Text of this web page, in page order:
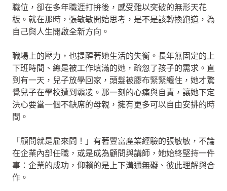
職位，卻在多年職涯打拚後，感受難以突破的無形天花
板。就在那時，張敏敏開始思考，是不是該轉換跑道，為
自己與人生開啟全新方向。
職場上的壓力，也提醒著她生活的失衡。長年無固定的上
下班時間、總是被工作填滿的她，疏忽了孩子的需求。直
到有一天，兒子放學回家，頭髮被膠布緊緊纏住，她才驚
覺兒子在學校遭到霸凌。那一刻的心痛與自責，讓她下定
決心要當一個不缺席的母親，擁有更多可以自由安排的時
間。
「顧問就是雇來問！」有著豐富產業經驗的張敏敏，不論
在企業內部任職，或是成為顧問與講師，她始終堅持一件
事：企業的成功，仰賴的是上下溝通無礙、彼此理解與合
作。